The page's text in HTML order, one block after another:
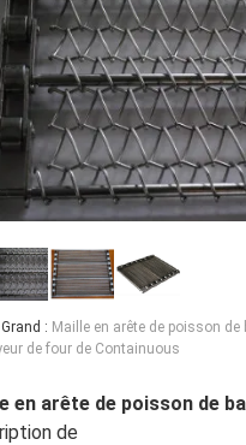
: Maille en arête de poisson de
de four de Containuous
en arête de poisson de
de